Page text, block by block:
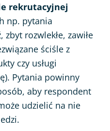
rekrutacyjnej
np. pytania
rozwlekłe, zawiłe
ściśle z
czy usługi
Pytania powinny
aby respondent
udzielić na nie